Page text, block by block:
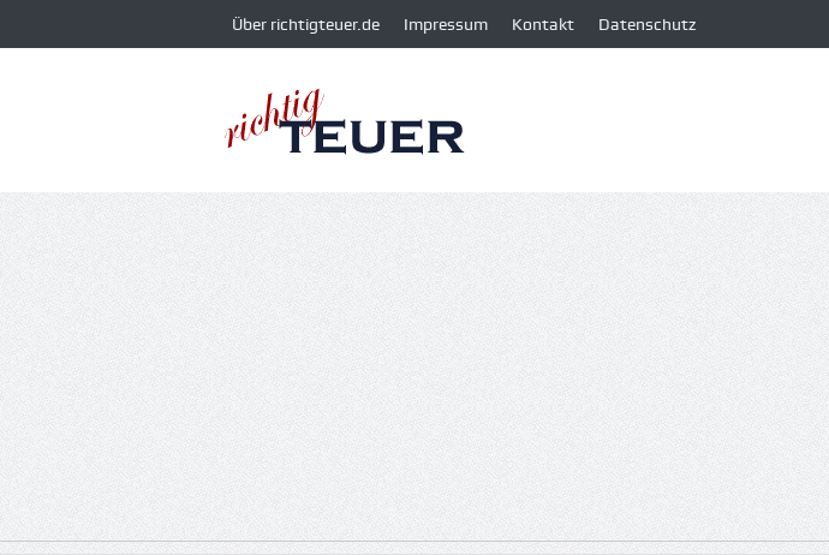
Über richtigteuer.de Impressum Kontakt Datenschutz